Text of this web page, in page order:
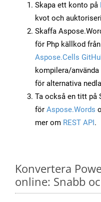
Skapa ett konto på
kvot och
Skaffa
för Php källkod från
Aspose.Cells
kompilera/använda
för alternativa
Ta också en titt på
för Aspose.Words
mer om REST API.
Konvertera
online: Snabb